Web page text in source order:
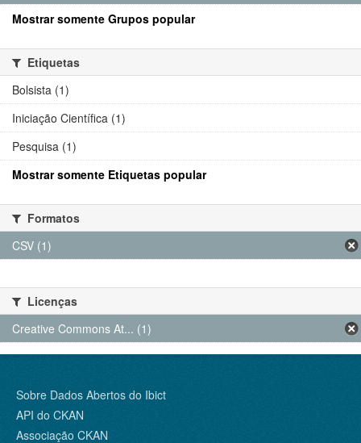
Mostrar somente Grupos popular
Etiquetas
Bolsista (1)
Iniciação Científica (1)
Pesquisa (1)
Mostrar somente Etiquetas popular
Formatos
CSV (1)
Licenças
Creative Commons At... (1)
Sobre Dados Abertos do Ibict
API do CKAN
Associação CKAN